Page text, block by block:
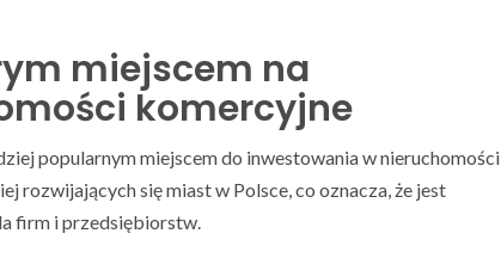
miejscem na
komercyjne
popularnym miejscem do inwestowania w nieruchomości
rozwijających się miast w Polsce, co oznacza, że jest
firm i przedsiębiorstw.